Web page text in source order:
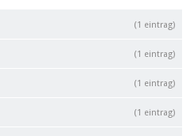
(1 eintrag)
(1 eintrag)
(1 eintrag)
(1 eintrag)